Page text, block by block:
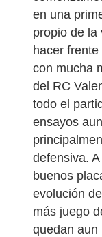
en una
propio de la
hacer
con mucha
del RC
todo el
ensayos
defensiva.
buenos
evolución
más juego
quedan aun